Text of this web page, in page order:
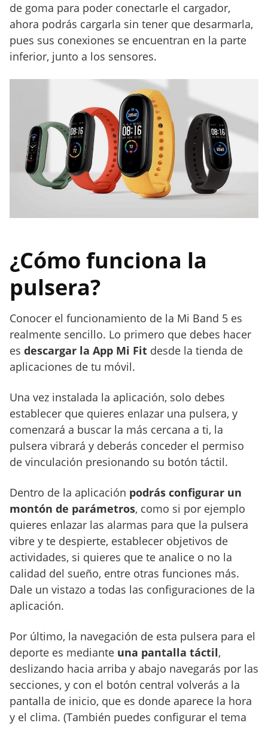
de goma para poder conectarle el cargador,
ahora podrás cargarla sin tener que desarmarla,
pues sus conexiones se encuentran en la parte
inferior, junto a los sensores.
¿Cómo funciona la
pulsera?
Conocer el funcionamiento de la Mi Band 5 es
realmente sencillo. Lo primero que debes hacer
es descargar la App Mi Fit desde la tienda de
aplicaciones de tu móvil.
Una vez instalada la aplicación, solo debes
establecer que quieres enlazar una pulsera, y
comenzará a buscar la más cercana a ti, la
pulsera vibrará y deberás conceder el permiso
de vinculación presionando su botón táctil.
Dentro de la aplicación podrás configurar un
montón de parámetros, como si por ejemplo
quieres enlazar las alarmas para que la pulsera
vibre y te despierte, establecer objetivos de
actividades, si quieres que te analice o no la
calidad del sueño, entre otras funciones más.
Dale un vistazo a todas las configuraciones de la
aplicación.
Por último, la navegación de esta pulsera para el
deporte es mediante una pantalla táctil,
deslizando hacia arriba y abajo navegarás por las
secciones, y con el botón central volverás a la
pantalla de inicio, que es donde aparece la hora
y el clima. (También puedes configurar el tema